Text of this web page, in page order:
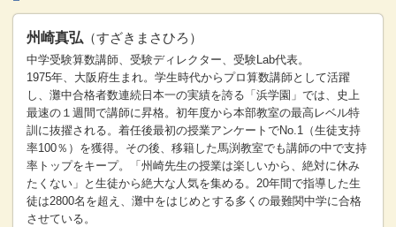
州崎真弘 （すざきまさひろ）
中学受験算数講師、受験ディレクター、受験Lab代表。
1975年、大阪府生まれ。学生時代からプロ算数講師として活躍
し、灘中合格者数連続日本一の実績を誇る「浜学園」では、史上
最速の１週間で講師に昇格。初年度から本部教室の最高レベル特
訓に抜擢される。着任後最初の授業アンケートでNo.1（生徒支持
率100％）を獲得。その後、移籍した馬渕教室でも講師の中で支持
率トップをキープ。「州崎先生の授業は楽しいから、絶対に休み
たくない」と生徒から絶大な人気を集める。20年間で指導した生
徒は2800名を超え、灘中をはじめとする多くの最難関中学に合格
させている。